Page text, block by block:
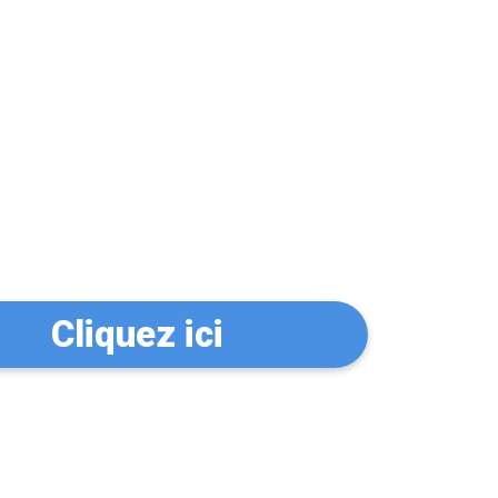
Cliquez ici